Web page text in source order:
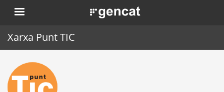
Vés
al
. Obre en una nova finestra.
Xarxa Punt TIC
Inici
Punt TIC